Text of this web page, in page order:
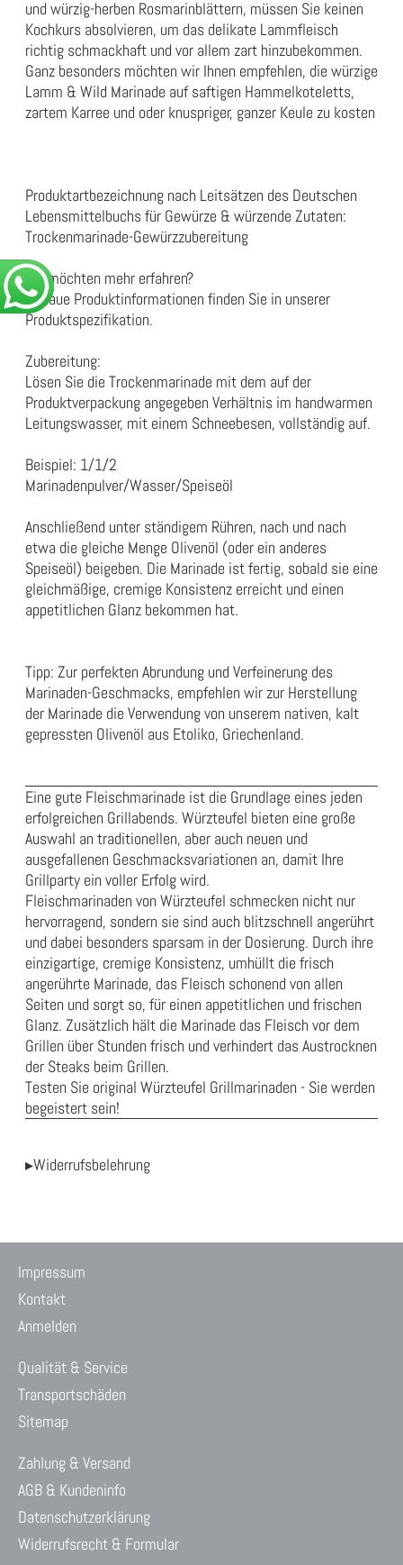
und würzig-herben Rosmarinblättern, müssen Sie keinen
Kochkurs absolvieren, um das delikate Lammfleisch
richtig schmackhaft und vor allem zart hinzubekommen.
Ganz besonders möchten wir Ihnen empfehlen, die würzige
Lamm & Wild Marinade auf saftigen Hammelkoteletts,
zartem Karree und oder knuspriger, ganzer Keule zu kosten
Produktartbezeichnung nach Leitsätzen des Deutschen
Lebensmittelbuchs für Gewürze & würzende Zutaten:
Trockenmarinade-Gewürzzubereitung
Sie möchten mehr erfahren?
Genaue Produktinformationen finden Sie in unserer
Produktspezifikation.
Zubereitung:
Lösen Sie die Trockenmarinade mit dem auf der
Produktverpackung angegeben Verhältnis im handwarmen
Leitungswasser, mit einem Schneebesen, vollständig auf.
Beispiel: 1/1/2
Marinadenpulver/Wasser/Speiseöl
Anschließend unter ständigem Rühren, nach und nach
etwa die gleiche Menge Olivenöl (oder ein anderes
Speiseöl) beigeben. Die Marinade ist fertig, sobald sie eine
gleichmäßige, cremige Konsistenz erreicht und einen
appetitlichen Glanz bekommen hat.
Tipp: Zur perfekten Abrundung und Verfeinerung des
Marinaden-Geschmacks, empfehlen wir zur Herstellung
der Marinade die Verwendung von unserem nativen, kalt
gepressten Olivenöl aus Etoliko, Griechenland.
Eine gute Fleischmarinade ist die Grundlage eines jeden
erfolgreichen Grillabends. Würzteufel bieten eine große
Auswahl an traditionellen, aber auch neuen und
ausgefallenen Geschmacksvariationen an, damit Ihre
Grillparty ein voller Erfolg wird.
Fleischmarinaden von Würzteufel schmecken nicht nur
hervorragend, sondern sie sind auch blitzschnell angerührt
und dabei besonders sparsam in der Dosierung. Durch ihre
einzigartige, cremige Konsistenz, umhüllt die frisch
angerührte Marinade, das Fleisch schonend von allen
Seiten und sorgt so, für einen appetitlichen und frischen
Glanz. Zusätzlich hält die Marinade das Fleisch vor dem
Grillen über Stunden frisch und verhindert das Austrocknen
der Steaks beim Grillen.
Testen Sie original Würzteufel Grillmarinaden - Sie werden
begeistert sein!
▸Widerrufsbelehrung
Impressum
Kontakt
Anmelden
Qualität & Service
Transportschäden
Sitemap
Zahlung & Versand
AGB & Kundeninfo
Datenschutzerklärung
Widerrufsrecht & Formular